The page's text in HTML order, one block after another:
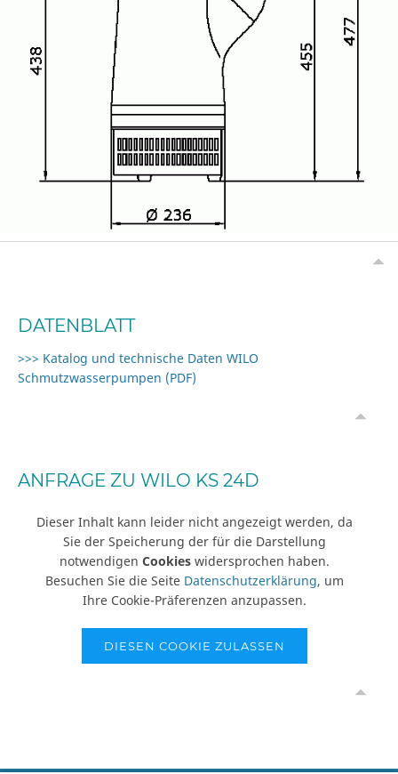
DATENBLATT
>>> Katalog und technische Daten WILO
Schmutzwasserpumpen (PDF)
ANFRAGE ZU WILO KS 24D
Dieser Inhalt kann leider nicht angezeigt werden, da
Sie der Speicherung der für die Darstellung
notwendigen Cookies widersprochen haben.
Besuchen Sie die Seite Datenschutzerklärung, um
Ihre Cookie-Präferenzen anzupassen.
DIESEN COOKIE ZULASSEN